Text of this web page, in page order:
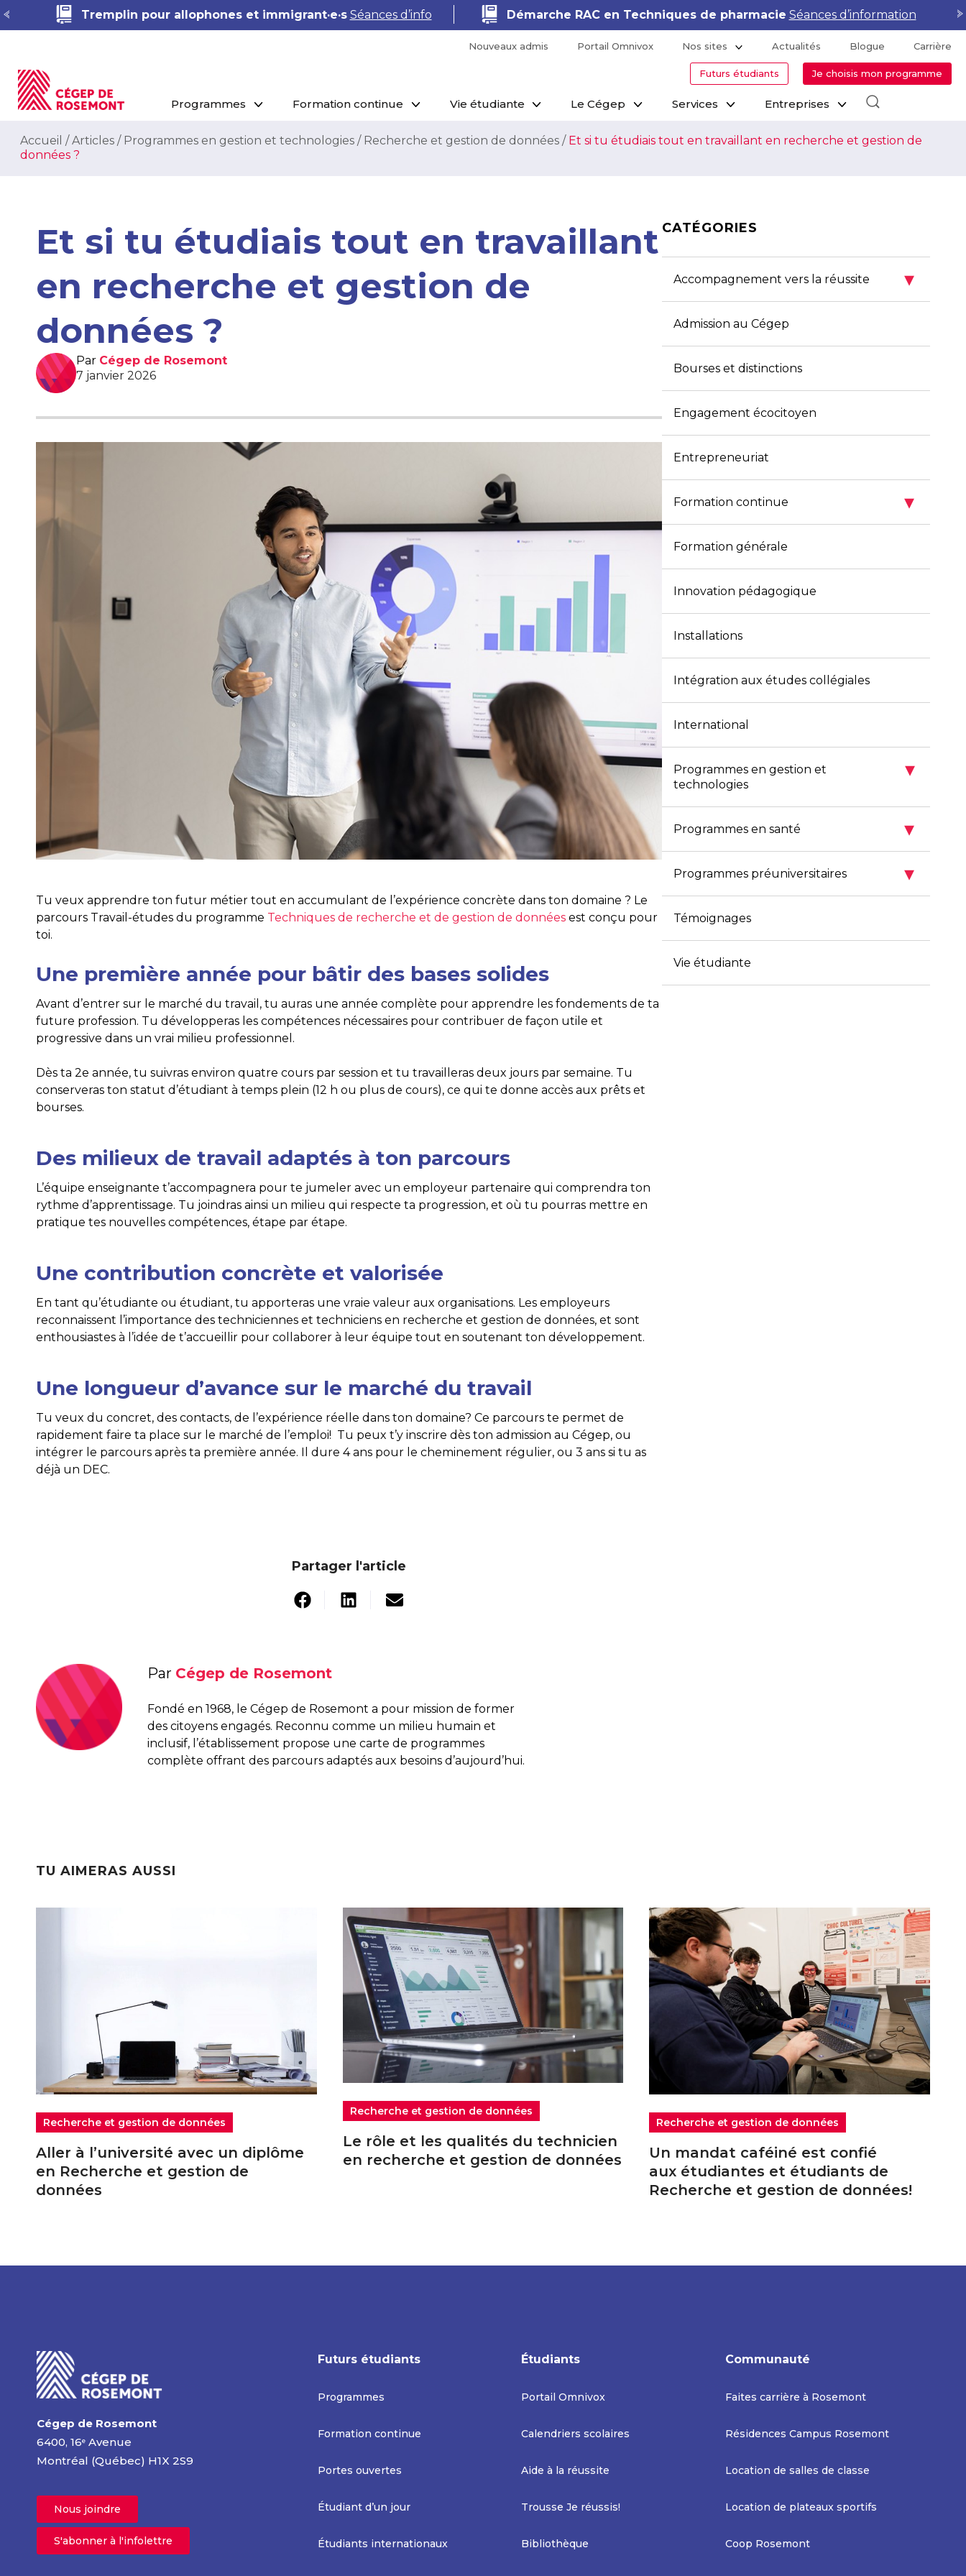
Tremplin pour allophones et immigrant·e·s Séances d’info Démarche RAC en Techniques de pharmacie Séances d’information
Nouveaux admis Portail Omnivox Nos sites Actualités Blogue Carrière
Futurs étudiants Je choisis mon programme
Programmes Formation continue Vie étudiante Le Cégep Services Entreprises
Accueil /Articles / Programmes en gestion et technologies / Recherche et gestion de données / Et si tu étudiais tout en travaillant en recherche et gestion de
données ?
Et si tu étudiais tout en travaillant
en recherche et gestion de
données ?
Par Cégep de Rosemont
7 janvier 2026
Tu veux apprendre ton futur métier tout en accumulant de l’expérience concrète dans ton domaine ? Le
parcours Travail-études du programme Techniques de recherche et de gestion de données est conçu pour
toi.
Une première année pour bâtir des bases solides
Avant d’entrer sur le marché du travail, tu auras une année complète pour apprendre les fondements de ta
future profession. Tu développeras les compétences nécessaires pour contribuer de façon utile et
progressive dans un vrai milieu professionnel.
Dès ta 2e année, tu suivras environ quatre cours par session et tu travailleras deux jours par semaine. Tu
conserveras ton statut d’étudiant à temps plein (12 h ou plus de cours), ce qui te donne accès aux prêts et
bourses.
Des milieux de travail adaptés à ton parcours
L’équipe enseignante t’accompagnera pour te jumeler avec un employeur partenaire qui comprendra ton
rythme d’apprentissage. Tu joindras ainsi un milieu qui respecte ta progression, et où tu pourras mettre en
pratique tes nouvelles compétences, étape par étape.
Une contribution concrète et valorisée
En tant qu’étudiante ou étudiant, tu apporteras une vraie valeur aux organisations. Les employeurs
reconnaissent l’importance des techniciennes et techniciens en recherche et gestion de données, et sont
enthousiastes à l’idée de t’accueillir pour collaborer à leur équipe tout en soutenant ton développement.
Une longueur d’avance sur le marché du travail
Tu veux du concret, des contacts, de l’expérience réelle dans ton domaine? Ce parcours te permet de
rapidement faire ta place sur le marché de l’emploi! Tu peux t’y inscrire dès ton admission au Cégep, ou
intégrer le parcours après ta première année. Il dure 4 ans pour le cheminement régulier, ou 3 ans si tu as
déjà un DEC.
Partager l'article
Par Cégep de Rosemont
Fondé en 1968, le Cégep de Rosemont a pour mission de former
des citoyens engagés. Reconnu comme un milieu humain et
inclusif, l’établissement propose une carte de programmes
complète offrant des parcours adaptés aux besoins d’aujourd’hui.
CATÉGORIES
Accompagnement vers la réussite ▾
Admission au Cégep
Bourses et distinctions
Engagement écocitoyen
Entrepreneuriat
Formation continue ▾
Formation générale
Innovation pédagogique
Installations
Intégration aux études collégiales
International
Programmes en gestion et
technologies
▾
Programmes en santé ▾
Programmes préuniversitaires ▾
Témoignages
Vie étudiante
TU AIMERAS AUSSI
Recherche et gestion de données
Aller à l’université avec un diplôme
en Recherche et gestion de
données
Recherche et gestion de données
Le rôle et les qualités du technicien
en recherche et gestion de données
Recherche et gestion de données
Un mandat caféiné est confié
aux étudiantes et étudiants de
Recherche et gestion de données!
Cégep de Rosemont
6400, 16e Avenue
Montréal (Québec) H1X 2S9
Nous joindre
S'abonner à l'infolettre
Futurs étudiants
Programmes
Formation continue
Portes ouvertes
Étudiant d’un jour
Étudiants internationaux
Étudiants
Portail Omnivox
Calendriers scolaires
Aide à la réussite
Trousse Je réussis!
Bibliothèque
Communauté
Faites carrière à Rosemont
Résidences Campus Rosemont
Location de salles de classe
Location de plateaux sportifs
Coop Rosemont